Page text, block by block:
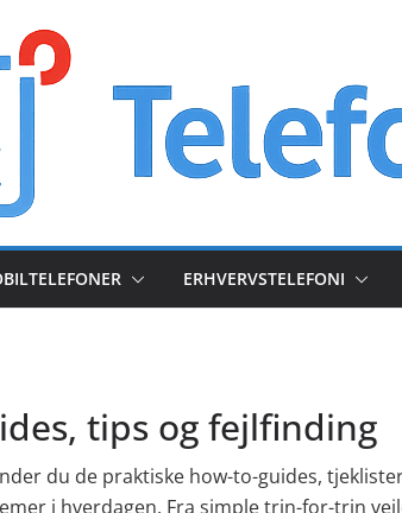
ERHVERVSTELEFONI
tips og fejlfinding
du de praktiske how-to-guides,
i hverdagen. Fra simple trin-for-trin